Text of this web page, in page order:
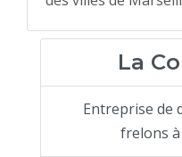
La
Entreprise de
frelons